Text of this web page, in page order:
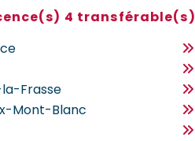
4 transférable(s)
Frasse
Mont-Blanc